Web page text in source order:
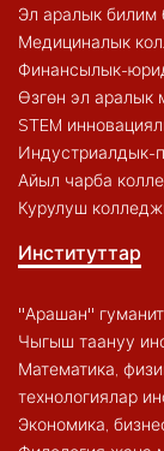
Эл аралык билим
Медициналык
Финансылык-
Өзгөн эл аралык
STEM
Индустриалдык-
Айыл чарба
Курулуш
Институттар
"Арашан"
Чыгыш таануу
Математика,
технологиялар
Экономика,